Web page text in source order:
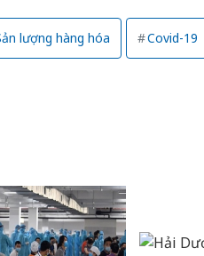
lượng hàng hóa Covid-19